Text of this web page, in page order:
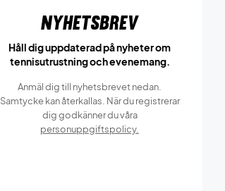
Nyhetsbrev
Håll dig uppdaterad på nyheter om
tennisutrustning och evenemang.
Anmäl dig till nyhetsbrevet nedan.
Samtycke kan återkallas. När du registrerar
dig godkänner du våra
personuppgiftspolicy.